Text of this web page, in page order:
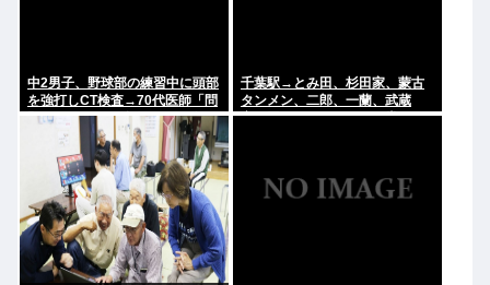
中2男子、野球部の練習中に頭部
を強打しCT検査→70代医師「問
題ないです」→他人のCT画像で
中学生死亡
千葉駅→とみ田、杉田家、蒙古
タンメン、二郎、一蘭、武蔵
家、雷、ラーショ、一風堂etc…